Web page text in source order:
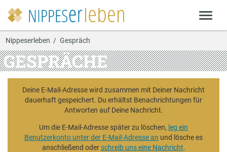
Nippeserleben Gespräch
GESPRÄCHE
Deine E-Mail-Adresse wird zusammen mit Deiner Nachricht
dauerhaft gespeichert. Du erhältst Benachrichtungen für
Antworten auf Deine Nachricht.
Um die E-Mail-Adresse später zu löschen, leg ein
Benutzerkonto unter der E-Mail-Adresse an und lösche es
anschließend oderschreib uns eine Nachricht.